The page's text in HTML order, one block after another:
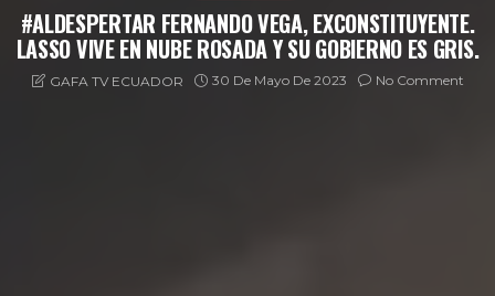
#ALDESPERTAR FERNANDO VEGA, EXCONSTITUYENTE.
LASSO VIVE EN NUBE ROSADA Y SU GOBIERNO ES GRIS.
GAFA TV ECUADOR 30 De Mayo De 2023 No Comment